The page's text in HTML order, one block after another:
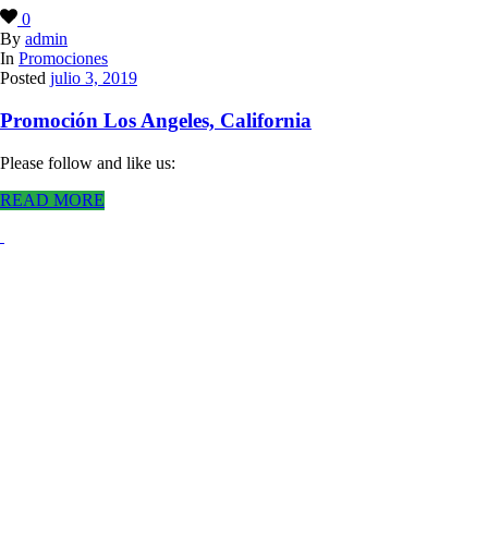
0
By admin
In Promociones
Posted julio 3, 2019
Promoción Los Angeles, California
Please follow and like us:
READ MORE